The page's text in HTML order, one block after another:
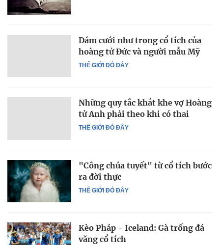
THẾ GIỚI ĐÓ ĐÂY
Đám cưới như trong cổ tích của
hoàng tử Đức và người mẫu Mỹ
THẾ GIỚI ĐÓ ĐÂY
Những quy tắc khắt khe vợ Hoàng
tử Anh phải theo khi có thai
THẾ GIỚI ĐÓ ĐÂY
"Công chúa tuyết" từ cổ tích bước
ra đời thực
Kèo Pháp - Iceland: Gà trống đá
văng cổ tích